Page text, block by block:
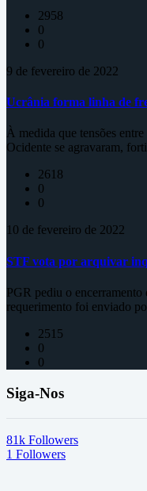
2958
0
0
9 de fevereiro de 2022
Ucrânia forma linha de
À medida que tensões
Ocidente se agravaram,
2618
0
0
10 de fevereiro de 2022
STF vota por arquivar
PGR pediu o encerramento
requerimento foi enviado
2515
0
0
Siga-Nos
81k Followers
1 Followers